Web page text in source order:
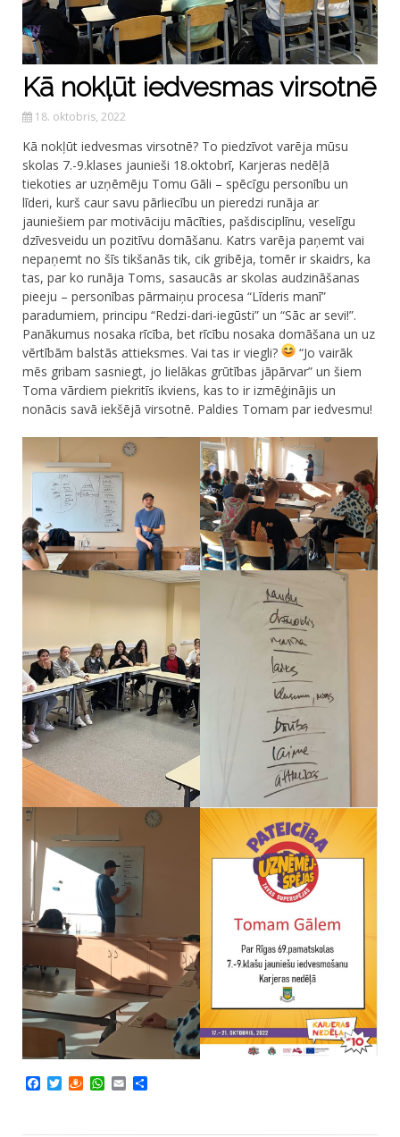
Kā nokļūt iedvesmas virsotnē
18. oktobris, 2022
Kā nokļūt iedvesmas virsotnē? To piedzīvot varēja mūsu
skolas 7.-9.klases jaunieši 18.oktobrī, Karjeras nedēļā
tiekoties ar uzņēmēju Tomu Gāli – spēcīgu personību un
līderi, kurš caur savu pārliecību un pieredzi runāja ar
jauniešiem par motivāciju mācīties, pašdisciplīnu, veselīgu
dzīvesveidu un pozitīvu domāšanu. Katrs varēja paņemt vai
nepaņemt no šīs tikšanās tik, cik gribēja, tomēr ir skaidrs, ka
tas, par ko runāja Toms, sasaucās ar skolas audzināšanas
pieeju – personības pārmaiņu procesa “Līderis manī”
paradumiem, principu “Redzi-dari-iegūsti” un “Sāc ar sevi!”.
Panākumus nosaka rīcība, bet rīcību nosaka domāšana un uz
vērtībām balstās attieksmes. Vai tas ir viegli?
“Jo vairāk
mēs gribam sasniegt, jo lielākas grūtības jāpārvar” un šiem
Toma vārdiem piekritīs ikviens, kas to ir izmēģinājis un
nonācis savā iekšējā virsotnē. Paldies Tomam par iedvesmu!
Facebook
TwitterDraugiem
WhatsApp
Email